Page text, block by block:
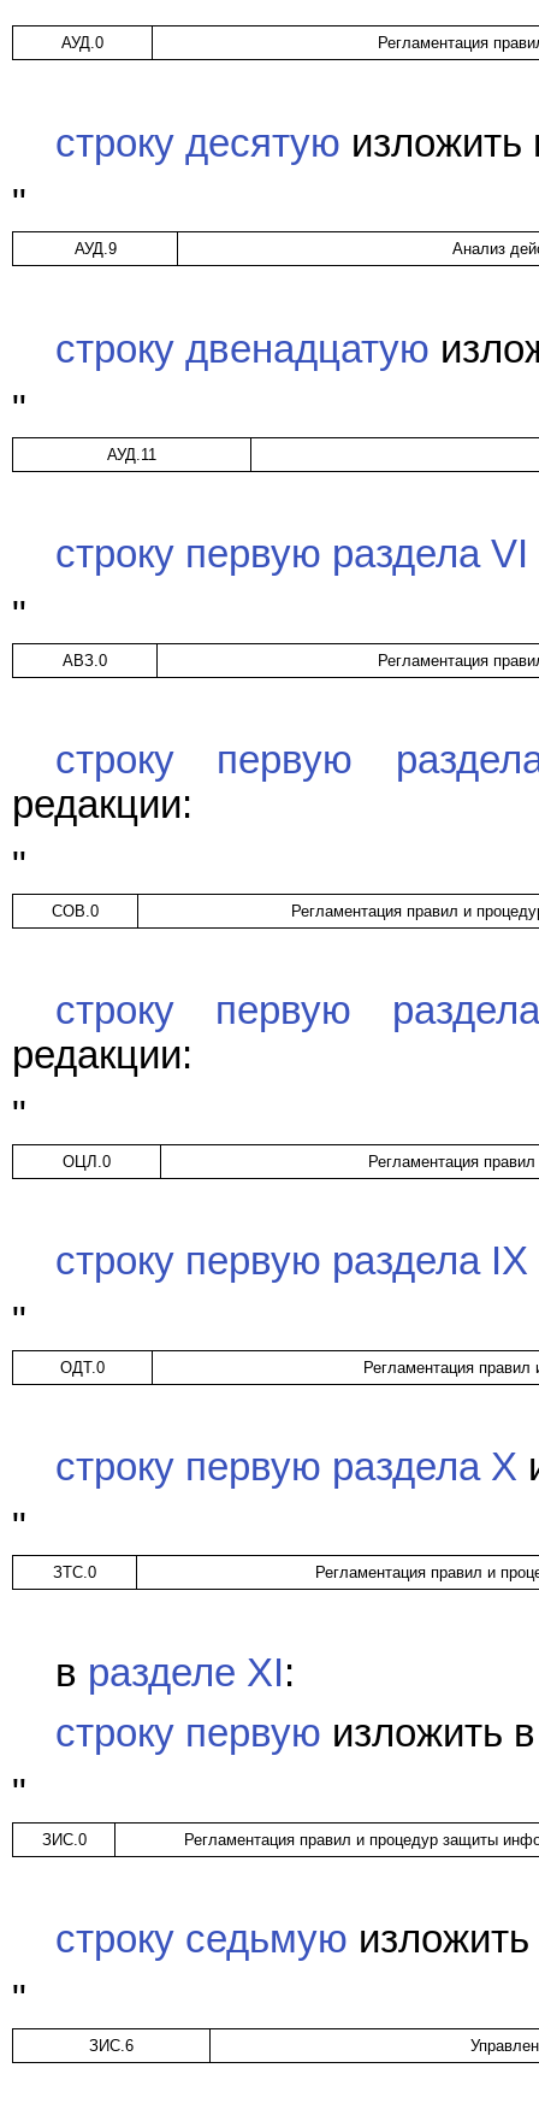
АУД.0 Регламентация
строку десятую
"
АУД.9 Анализ
строку двенадцатую
"
АУД.11
строку первую раздела VI
"
АВЗ.0 Регламентация
строку первую
редакции:
"
СОВ.0 Регламентация правил и
строку первую
редакции:
"
ОЦЛ.0 Регламентация
строку первую раздела IX
"
ОДТ.0 Регламентация правил
строку первую раздела X
"
ЗТС.0 Регламентация правил и
в разделе XI:
строку первую изложить
"
ЗИС.0 Регламентация правил и процедур защиты
строку седьмую
"
ЗИС.6